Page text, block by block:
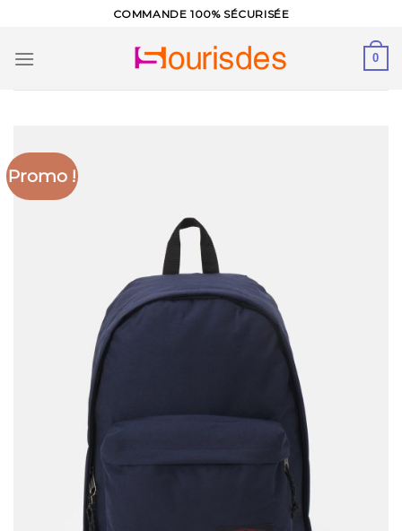
content
COMMANDE 100% SÉCURISÉE
0
Promo !